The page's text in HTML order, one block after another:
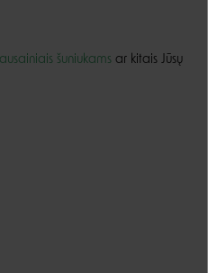
šuniukams ar kitais Jūsų